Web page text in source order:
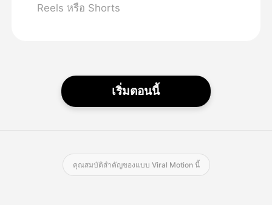
Reels หรือ Shorts
เริ่มตอนนี้
คุณสมบัติสําคัญของแบบ Viral Motion นี้